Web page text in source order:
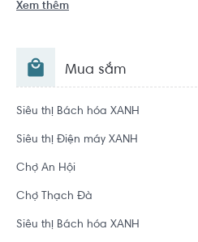
Xem thêm
Mua sắm
Siêu thị Bách hóa XANH
Siêu thị Điện máy XANH
Chợ An Hội
Chợ Thạch Đà
Siêu thị Bách hóa XANH